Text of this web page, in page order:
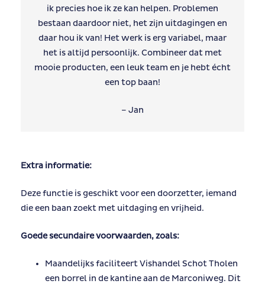
ik precies hoe ik ze kan helpen. Problemen
bestaan daardoor niet, het zijn uitdagingen en
daar hou ik van! Het werk is erg variabel, maar
het is altijd persoonlijk. Combineer dat met
mooie producten, een leuk team en je hebt écht
een top baan!
– Jan
Extra informatie:
Deze functie is geschikt voor een doorzetter, iemand
die een baan zoekt met uitdaging en vrijheid.
Goede secundaire voorwaarden, zoals:
Maandelijks faciliteert Vishandel Schot Tholen
een borrel in de kantine aan de Marconiweg. Dit